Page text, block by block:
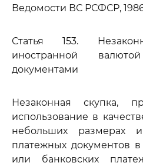
Ведомости ВС РСФСР, 1986,
Статья 153.
иностранной
документами
Незаконная скупка,
использование в
небольших размерах
платежных документов
или банковских